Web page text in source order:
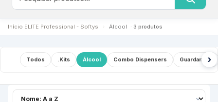
Início ELITE Professional - Softys › Álcool · 3 produtos
Todos .Kits Álcool Combo Dispensers Guardanapo
›